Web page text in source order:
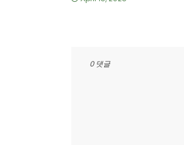
0 댓글